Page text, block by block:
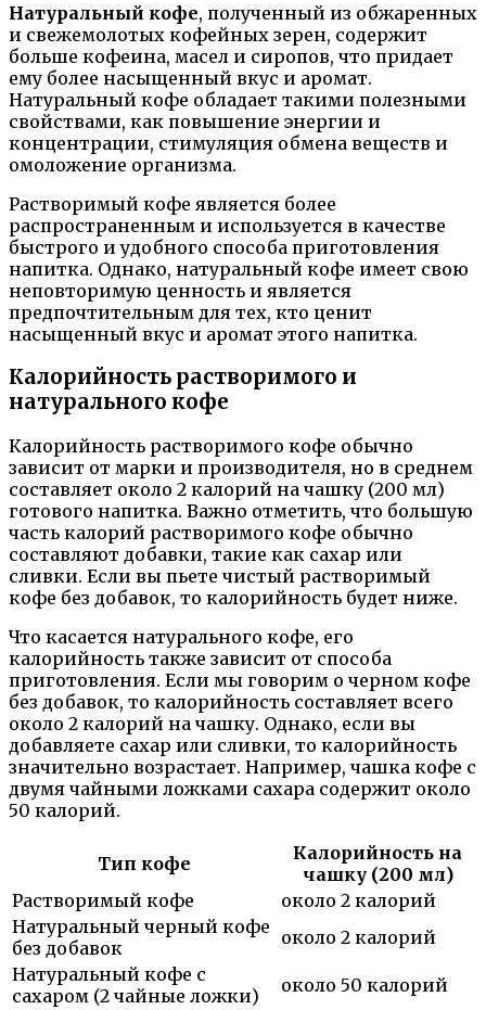
Натуральный кофе, полученный из обжаренных
и свежемолотых кофейных зерен, содержит
больше кофеина, масел и сиропов, что придает
ему более насыщенный вкус и аромат.
Натуральный кофе обладает такими полезными
свойствами, как повышение энергии и
концентрации, стимуляция обмена веществ и
омоложение организма.
Растворимый кофе является более
распространенным и используется в качестве
быстрого и удобного способа приготовления
напитка. Однако, натуральный кофе имеет свою
неповторимую ценность и является
предпочтительным для тех, кто ценит
насыщенный вкус и аромат этого напитка.
Калорийность растворимого и
натурального кофе
Калорийность растворимого кофе обычно
зависит от марки и производителя, но в среднем
составляет около 2 калорий на чашку (200 мл)
готового напитка. Важно отметить, что большую
часть калорий растворимого кофе обычно
составляют добавки, такие как сахар или
сливки. Если вы пьете чистый растворимый
кофе без добавок, то калорийность будет ниже.
Что касается натурального кофе, его
калорийность также зависит от способа
приготовления. Если мы говорим о черном кофе
без добавок, то калорийность составляет всего
около 2 калорий на чашку. Однако, если вы
добавляете сахар или сливки, то калорийность
значительно возрастает. Например, чашка кофе с
двумя чайными ложками сахара содержит около
50 калорий.
Тип кофе
Калорийность на
чашку (200 мл)
Растворимый кофе
около 2 калорий
Натуральный черный кофе
без добавок
около 2 калорий
Натуральный кофе с
сахаром (2 чайные ложки)
около 50 калорий